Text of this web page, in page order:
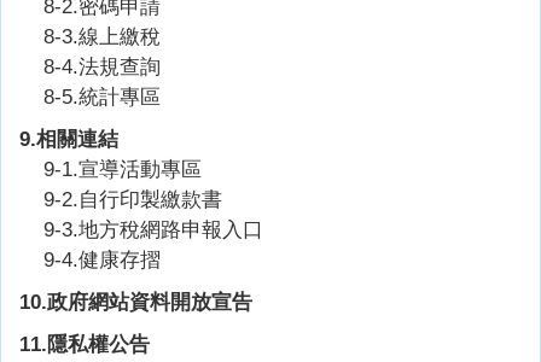
8-2.密碼申請
8-3.線上繳稅
8-4.法規查詢
8-5.統計專區
9.相關連結
9-1.宣導活動專區
9-2.自行印製繳款書
9-3.地方稅網路申報入口
9-4.健康存摺
10.政府網站資料開放宣告
11.隱私權公告